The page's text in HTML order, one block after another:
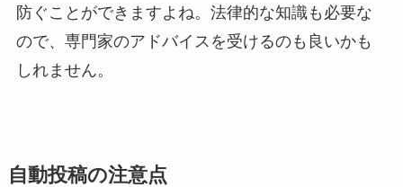
防ぐことができますよね。法律的な知識も必要な
ので、専門家のアドバイスを受けるのも良いかも
しれません。
自動投稿の注意点